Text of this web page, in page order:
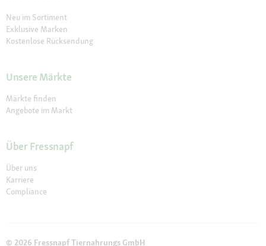
Neu im Sortiment
Exklusive Marken
Kostenlose Rücksendung
Unsere Märkte
Märkte finden
Angebote im Markt
Über Fressnapf
Über uns
Karriere
Compliance
© 2026 Fressnapf Tiernahrungs GmbH